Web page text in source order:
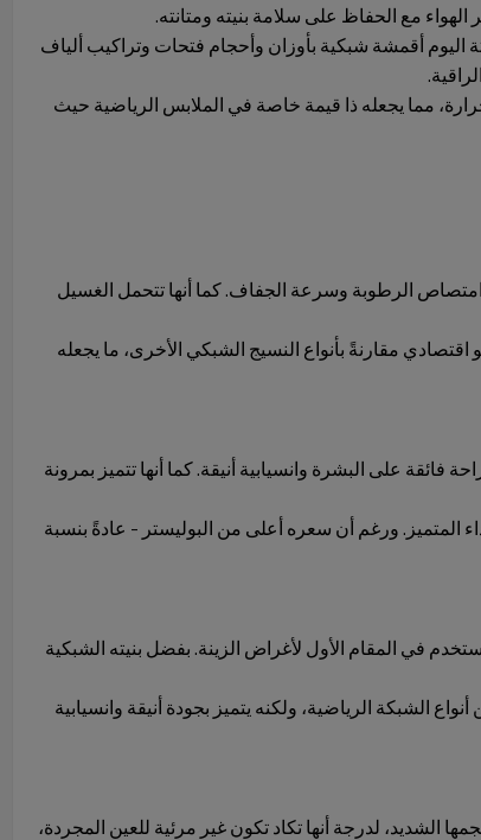
مع الحفاظ على سلامة بنيته ومتانته.
أقمشة شبكية بأوزان وأحجام فتحات وتراكيب ألياف
مما يجعله ذا قيمة خاصة في الملابس الرياضية حيث
الرطوبة وسرعة الجفاف. كما أنها تتحمل الغسيل
والمتانة. وهو اقتصادي مقارنةً بأنواع النسيج الشبكي الأخرى، ما يجعله
على البشرة وانسيابية أنيقة. كما أنها تتميز بمرونة
المتميز. ورغم أن سعره أعلى من البوليستر - عادةً بنسبة
في المقام الأول لأغراض الزينة. بفضل بنيته الشبكية
الشبكة الرياضية، ولكنه يتميز بجودة أنيقة وانسيابية
الشديد، لدرجة أنها تكاد تكون غير مرئية للعين المجردة،